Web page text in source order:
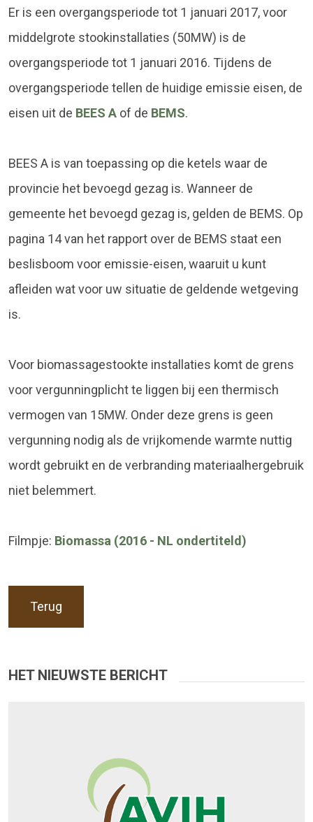
Er is een overgangsperiode tot 1 januari 2017, voor
middelgrote stookinstallaties (50MW) is de
overgangsperiode tot 1 januari 2016. Tijdens de
overgangsperiode tellen de huidige emissie eisen, de
eisen uit de BEES A of de BEMS.
BEES A is van toepassing op die ketels waar de
provincie het bevoegd gezag is. Wanneer de
gemeente het bevoegd gezag is, gelden de BEMS. Op
pagina 14 van het rapport over de BEMS staat een
beslisboom voor emissie-eisen, waaruit u kunt
afleiden wat voor uw situatie de geldende wetgeving
is.
Voor biomassagestookte installaties komt de grens
voor vergunningplicht te liggen bij een thermisch
vermogen van 15MW. Onder deze grens is geen
vergunning nodig als de vrijkomende warmte nuttig
wordt gebruikt en de verbranding materiaalhergebruik
niet belemmert.
Filmpje: Biomassa (2016 - NL ondertiteld)
Terug
HET NIEUWSTE BERICHT